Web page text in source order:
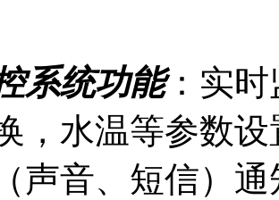
系统功能：实时
，水温等参数
声音、短信）